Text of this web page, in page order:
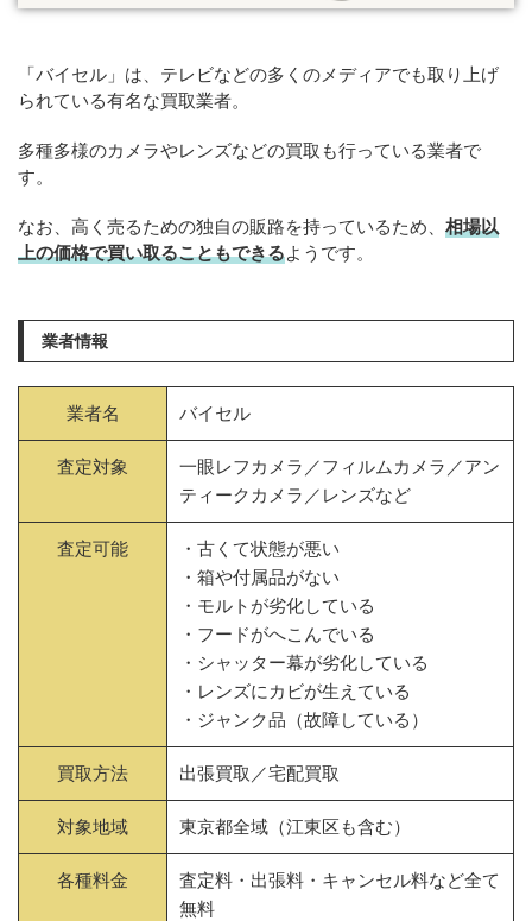
「バイセル」は、テレビなどの多くのメディアでも取り上げ
られている有名な買取業者。
多種多様のカメラやレンズなどの買取も行っている業者で
す。
なお、高く売るための独自の販路を持っているため、 相場以
上の価格で買い取ることもできるようです。
業者情報
業者名 バイセル
査定対象
一眼レフカメラ／フィルムカメラ／アン
ティークカメラ／レンズなど
査定可能
・古くて状態が悪い
・箱や付属品がない
・モルトが劣化している
・フードがへこんでいる
・シャッター幕が劣化している
・レンズにカビが生えている
・ジャンク品（故障している）
買取方法 出張買取／宅配買取
対象地域 東京都全域（江東区も含む）
各種料金
査定料・出張料・キャンセル料など全て
無料